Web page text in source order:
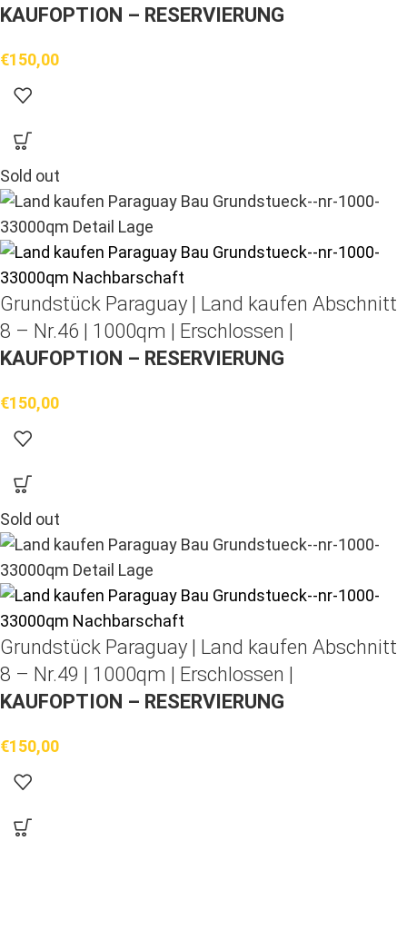
KAUFOPTION – RESERVIERUNG
€150,00
Sold out
Grundstück Paraguay | Land kaufen Abschnitt
8 – Nr.46 | 1000qm | Erschlossen |
KAUFOPTION – RESERVIERUNG
€150,00
Sold out
Grundstück Paraguay | Land kaufen Abschnitt
8 – Nr.49 | 1000qm | Erschlossen |
KAUFOPTION – RESERVIERUNG
€150,00